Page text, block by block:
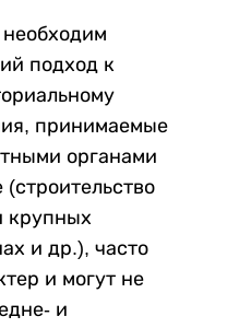
подход к
принимаемые
органами
крупных
и др.), часто
и могут не
и